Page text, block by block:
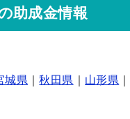
助成金情報
城県 ｜秋田県 山形県